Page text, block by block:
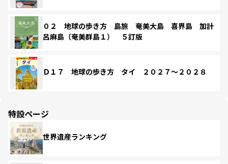
０２ 地球の歩き方 島旅 奄美大島 喜界島 加計
呂麻島（奄美群島１） ５訂版
Ｄ１７ 地球の歩き方 タイ ２０２７～２０２８
特設ページ
世界遺産ランキング